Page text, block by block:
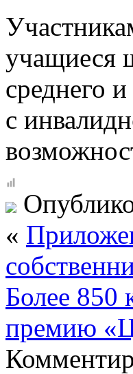
учащиеся
среднего
с
«
Более 850
премию